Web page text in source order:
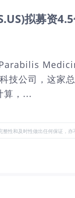
拟募资
技公司，这
算，...
性和及时性做出任何保证，亦